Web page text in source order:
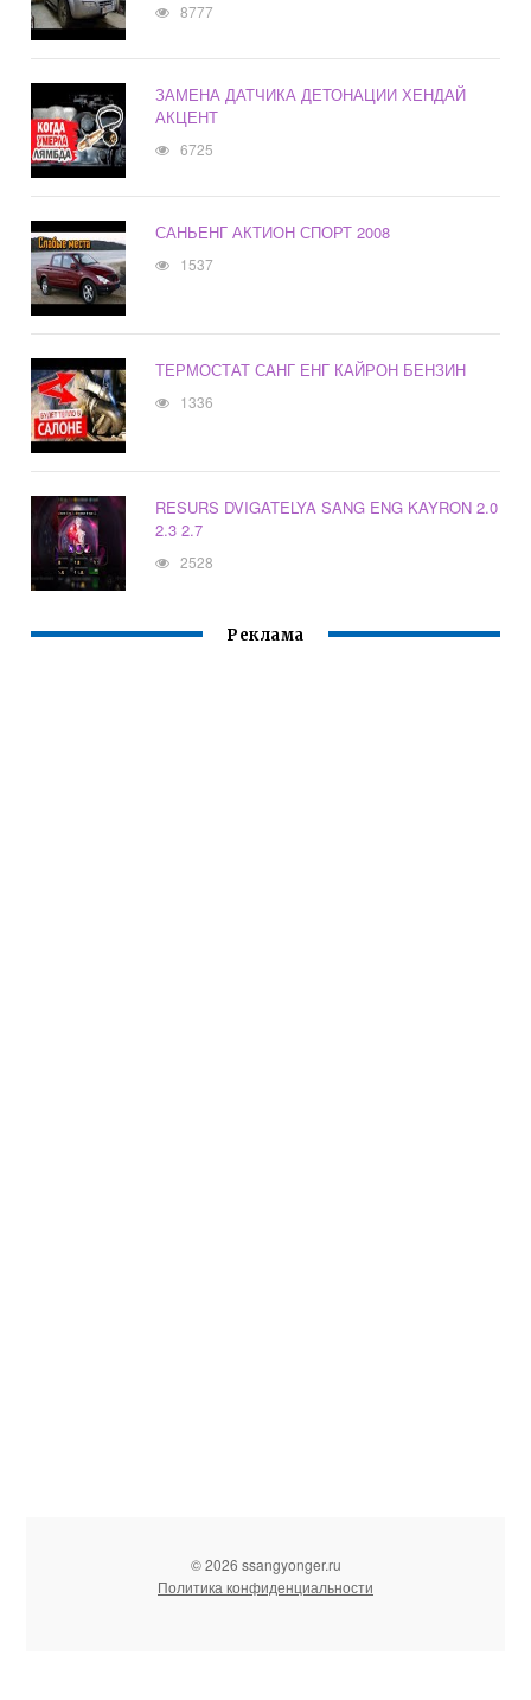
8777
ЗАМЕНА ДАТЧИКА ДЕТОНАЦИИ ХЕНДАЙ
АКЦЕНТ
6725
САНЬЕНГ АКТИОН СПОРТ 2008
1537
ТЕРМОСТАТ САНГ ЕНГ КАЙРОН БЕНЗИН
1336
RESURS DVIGATELYA SANG ENG KAYRON 2.0
2.3 2.7
2528
Реклама
© 2026 ssangyonger.ru
Политика конфиденциальности